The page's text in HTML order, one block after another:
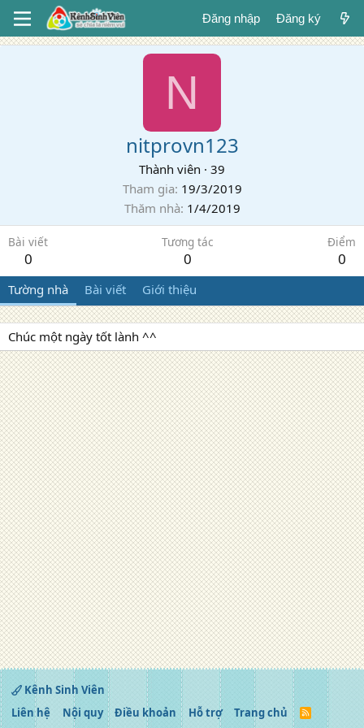
Đăng nhập Đăng ký
N
nitprovn123
Thành viên · 39
Tham gia 19/3/2019
Thăm nhà 1/4/2019
Bài viết
0
Tương tác
0
Điểm
0
Tường nhà Bài viết Giới thiệu
Chúc một ngày tốt lành ^^
Kênh Sinh Viên
Liên hệ
Nội quy Điều khoản Hỗ trợ Trang chủ
R